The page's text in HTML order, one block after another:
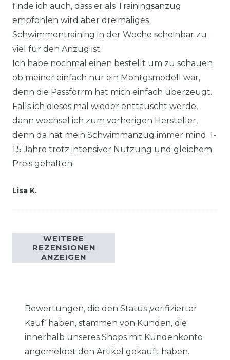
finde ich auch, dass er als Trainingsanzug
empfohlen wird aber dreimaliges
Schwimmentraining in der Woche scheinbar zu
viel für den Anzug ist.
Ich habe nochmal einen bestellt um zu schauen
ob meiner einfach nur ein Montgsmodell war,
denn die Passforrm hat mich einfach überzeugt.
Falls ich dieses mal wieder enttäuscht werde,
dann wechsel ich zum vorherigen Hersteller,
denn da hat mein Schwimmanzug immer mind. 1-
1,5 Jahre trotz intensiver Nutzung und gleichem
Preis gehalten.
Lisa K.
WEITERE
REZENSIONEN
ANZEIGEN
Bewertungen, die den Status ‚verifizierter
Kauf‘ haben, stammen von Kunden, die
innerhalb unseres Shops mit Kundenkonto
angemeldet den Artikel gekauft haben.